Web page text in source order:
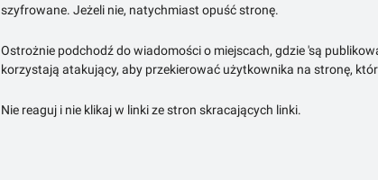
szyfrowane. Jeżeli nie, natychmiast opuść stronę.
Ostrożnie podchodź do wiadomości o miejscach, gdzie 'są
korzystają atakujący, aby przekierować użytkownika na stronę,
Nie reaguj i nie klikaj w linki ze stron skracających linki.